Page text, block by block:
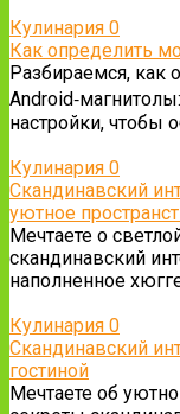
Кулинария 0
Как определить
Разбираемся, как
настройки, чтобы
Кулинария 0
Скандинавский
уютное
Мечтаете о
скандинавский
наполненное
Кулинария 0
Скандинавский
гостиной
Мечтаете об